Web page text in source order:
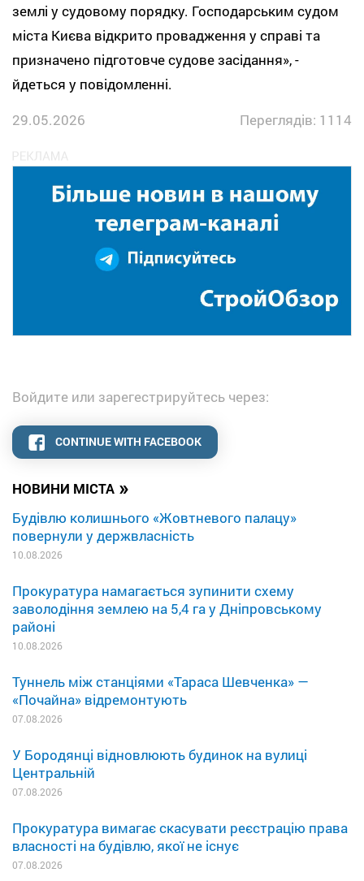
НОВИНИ МІСТА »
Будівлю колишнього «Жовтневого палацу»
повернули у держвласність
10.08.2026
Прокуратура намагається зупинити схему
заволодіння землею на 5,4 га у Дніпровському
районі
10.08.2026
Туннель між станціями «Тараса Шевченка» —
«Почайна» відремонтують
07.08.2026
У Бородянці відновлюють будинок на вулиці
Центральній
07.08.2026
Прокуратура вимагає скасувати реєстрацію права
власності на будівлю, якої не існує
07.08.2026
землі у судовому порядку. Господарським судом
міста Києва відкрито провадження у справі та
призначено підготовче судове засідання», -
йдеться у повідомленні.
29.05.2026
Переглядів: 1114
Войдите или зарегестрируйтесь через:
CONTINUE WITH FACEBOOK